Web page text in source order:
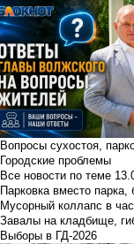
Вопросы сухостоя,
Городские проблемы
Все новости по теме
Парковка вместо
Мусорный коллапс в
Завалы на кладбище,
Выборы в ГД-2026